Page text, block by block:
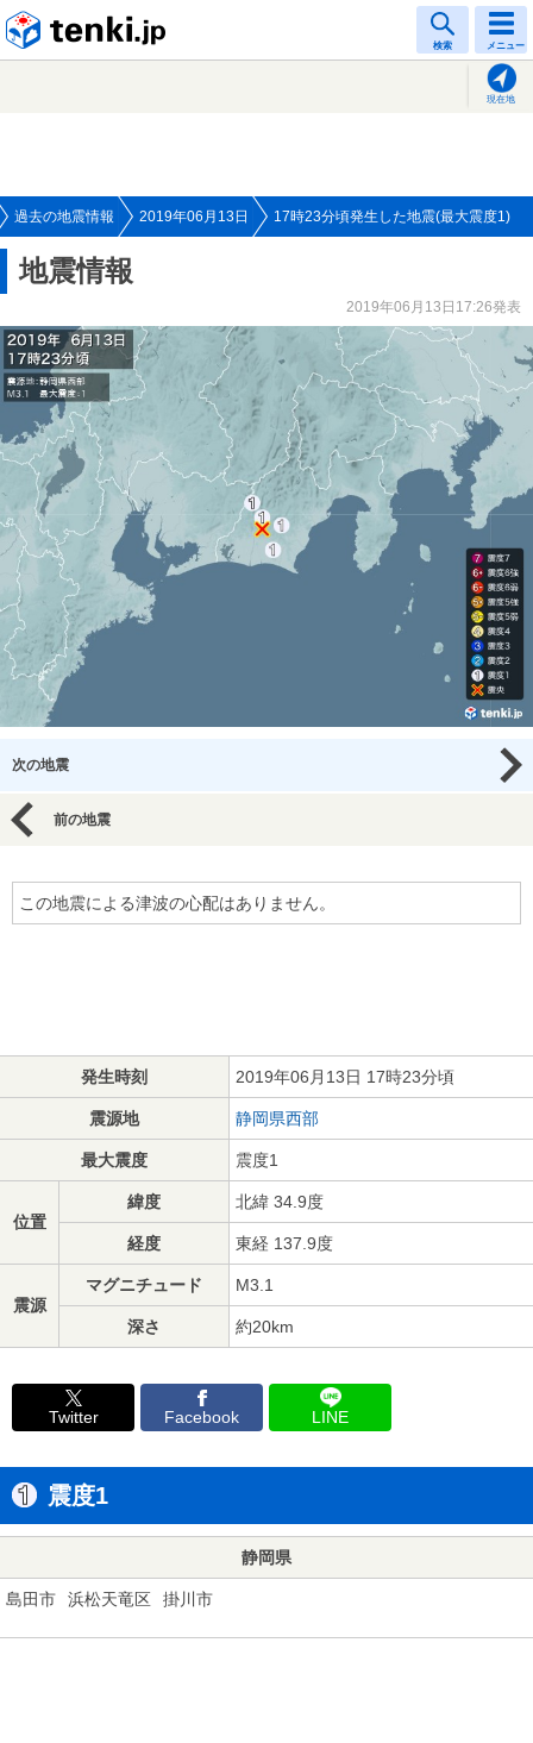
検索 メニュー
現在地
過去の地震情報 2019年06月13日 17時23分頃発生した地震(最大震度1)
地震情報
2019年06月13日17:26発表
次の地震
前の地震
この地震による津波の心配はありません。
発生時刻 2019年06月13日 17時23分頃
震源地 静岡県西部
最大震度 震度1
位置
緯度 北緯 34.9度
経度 東経 137.9度
震源
マグニチュード M3.1
深さ 約20km
Twitter Facebook LINE
震度1
静岡県
島田市 浜松天竜区 掛川市